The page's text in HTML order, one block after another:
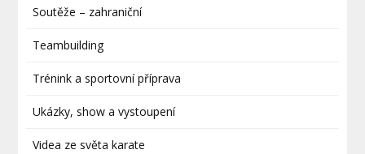
Soutěže – zahraniční
Teambuilding
Trénink a sportovní příprava
Ukázky, show a vystoupení
Videa ze světa karate